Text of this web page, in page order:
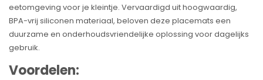
eetomgeving voor je kleintje. Vervaardigd uit hoogwaardig,
BPA-vrij siliconen materiaal, beloven deze placemats een
duurzame en onderhoudsvriendelijke oplossing voor dagelijks
gebruik.
Voordelen: